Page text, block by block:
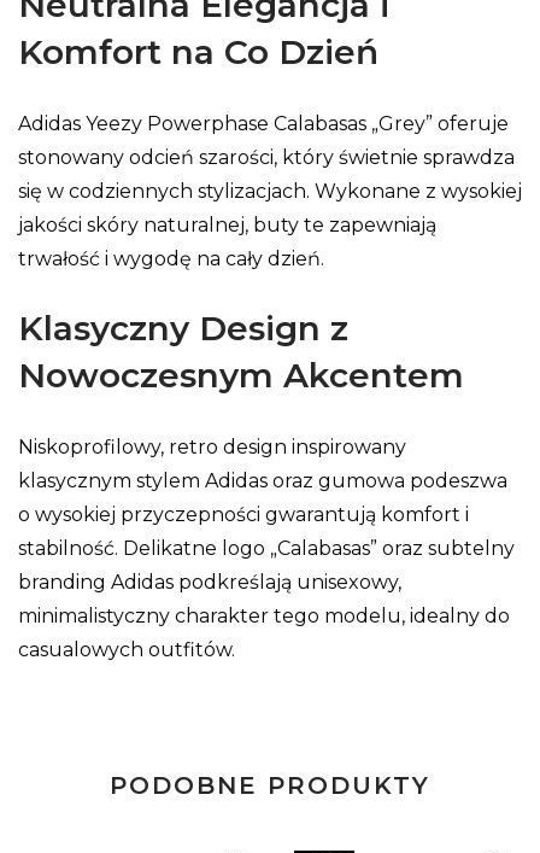
Komfort na Co Dzień
Adidas Yeezy Powerphase Calabasas „Grey” oferuje
stonowany odcień szarości, który świetnie sprawdza
się w codziennych stylizacjach. Wykonane z wysokiej
jakości skóry naturalnej, buty te zapewniają
trwałość i wygodę na cały dzień.
Klasyczny Design z
Nowoczesnym Akcentem
Niskoprofilowy, retro design inspirowany
klasycznym stylem Adidas oraz gumowa podeszwa
o wysokiej przyczepności gwarantują komfort i
stabilność. Delikatne logo „Calabasas” oraz subtelny
branding Adidas podkreślają unisexowy,
minimalistyczny charakter tego modelu, idealny do
casualowych outfitów.
PODOBNE PRODUKTY